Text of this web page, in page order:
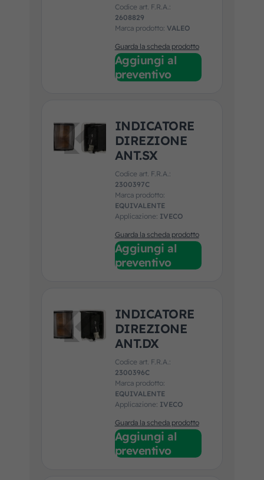
Codice art. F.R.A.:
2608829
Marca prodotto: VALEO
Guarda la scheda prodotto
Aggiungi al
preventivo
INDICATORE
DIREZIONE
ANT.SX
Codice art. F.R.A.:
2300397C
Marca prodotto:
EQUIVALENTE
Applicazione: IVECO
Guarda la scheda prodotto
Aggiungi al
preventivo
INDICATORE
DIREZIONE
ANT.DX
Codice art. F.R.A.:
2300396C
Marca prodotto:
EQUIVALENTE
Applicazione: IVECO
Guarda la scheda prodotto
Aggiungi al
preventivo